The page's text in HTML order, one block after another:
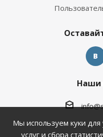
Наши
Мы используем куки
услуг и сбора